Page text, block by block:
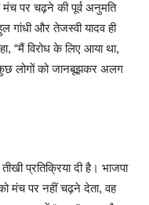
मंच पर चढ़ने की पूर्व अनुमति
गांधी और तेजस्वी यादव ही
“मैं विरोध के लिए आया था,
लोगों को जानबूझकर अलग
प्रतिक्रिया दी है। भाजपा
मंच पर नहीं चढ़ने देता, वह